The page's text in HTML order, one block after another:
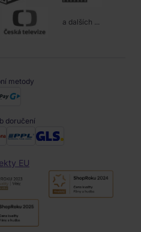
a dalších ...
metody
doručení
EU